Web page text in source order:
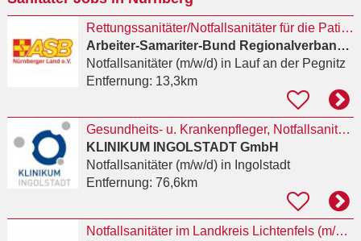
Rettungssanitäter/Notfallsanitäter für die Patientenrückholung (m/w/d)
Arbeiter-Samariter-Bund Regionalverband Nürnberger Land e.V.
Notfallsanitäter (m/w/d)in Lauf an der Pegnitz
Entfernung: 13,3km
Gesundheits- u. Krankenpfleger, Notfallsanitäter (m/w/d)
KLINIKUM INGOLSTADT GmbH
Notfallsanitäter (m/w/d)in Ingolstadt
Entfernung: 76,6km
Notfallsanitäter im Landkreis Lichtenfels (m/w/d)